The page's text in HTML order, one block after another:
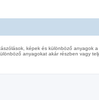
képek és különböző anyagok a
anyagokat akár részben vagy